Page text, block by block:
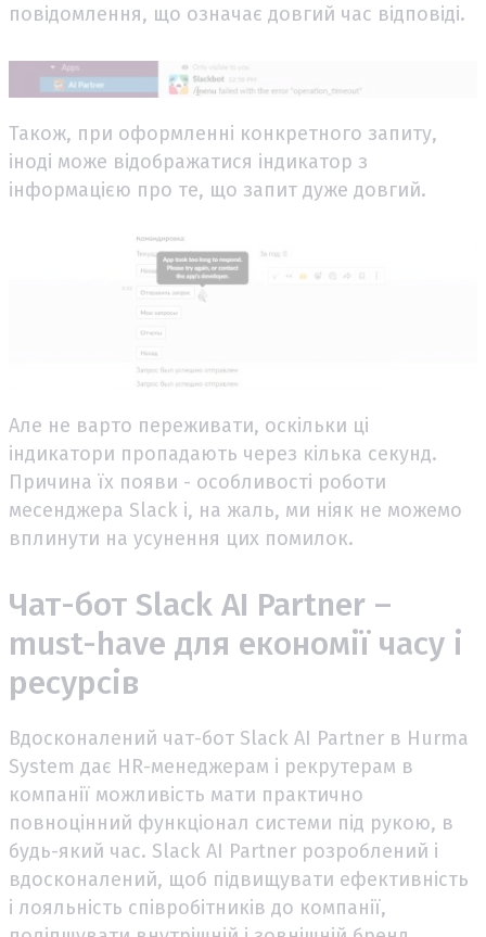
повідомлення, що означає довгий час відповіді.
Також, при оформленні конкретного запиту,
іноді може відображатися індикатор з
інформацією про те, що запит дуже довгий.
Але не варто переживати, оскільки ці
індикатори пропадають через кілька секунд.
Причина їх появи - особливості роботи
месенджера Slack і, на жаль, ми ніяк не можемо
вплинути на усунення цих помилок.
Чат-бот Slack AI Partner –
must-have для економії часу і
ресурсів
Вдосконалений чат-бот Slack AI Partner в Hurma
System дає HR-менеджерам і рекрутерам в
компанії можливість мати практично
повноцінний функціонал системи під рукою, в
будь-який час. Slack AI Partner розроблений і
вдосконалений, щоб підвищувати ефективність
і лояльність співробітників до компанії,